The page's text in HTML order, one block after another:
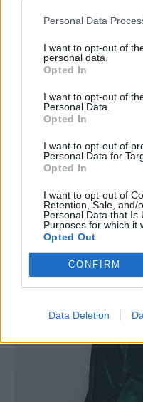
Personal Data
I want to opt-out of
personal data.
Opted In
I want to opt-out of
Personal Data.
Opted In
I want to opt-out of
Personal Data for
Opted In
I want to opt-out of
Retention, Sale, and/
Personal Data that Is
Purposes for which it
Opted Out
CONFIRM
Data Deletion
Massimo Dutti /Δείτε εδώ